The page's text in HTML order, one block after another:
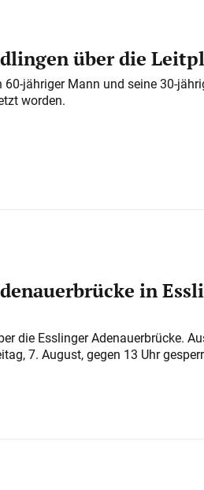
über die
jähriger Mann und seine 30-
worden.
in
die Esslinger Adenauerbrücke.
7. August, gegen 13 Uhr